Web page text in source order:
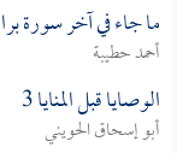
ما جاء في آخر سورة
أحمد حطيبة
الوصايا قبل المنايا 3
أبو إسحاق الحويني